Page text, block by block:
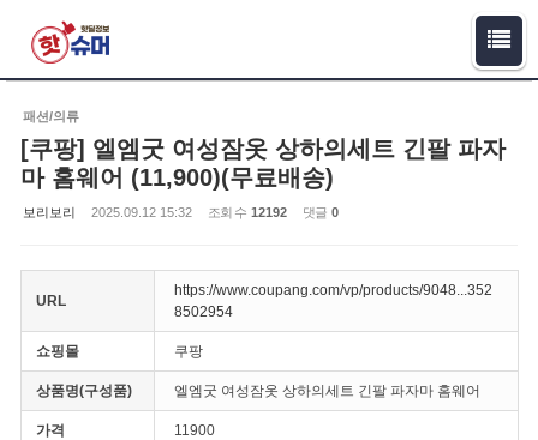
패션/의류
[쿠팡] 엘엠굿 여성잠옷 상하의세트 긴팔 파자
마 홈웨어 (11,900)(무료배송)
보리보리 2025.09.12 15:32 조회 수 12192 댓글 0
URL
https://www.coupang.com/vp/products/9048...352
8502954
쇼핑몰 쿠팡
상품명(구성품) 엘엠굿 여성잠옷 상하의세트 긴팔 파자마 홈웨어
가격 11900